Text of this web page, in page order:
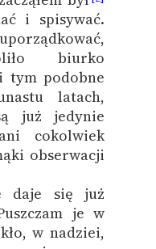
i spisywać.
biurko
tym podobne
latach,
już jedynie
cokolwiek
obserwacji
daje się już
je w
w nadziei,